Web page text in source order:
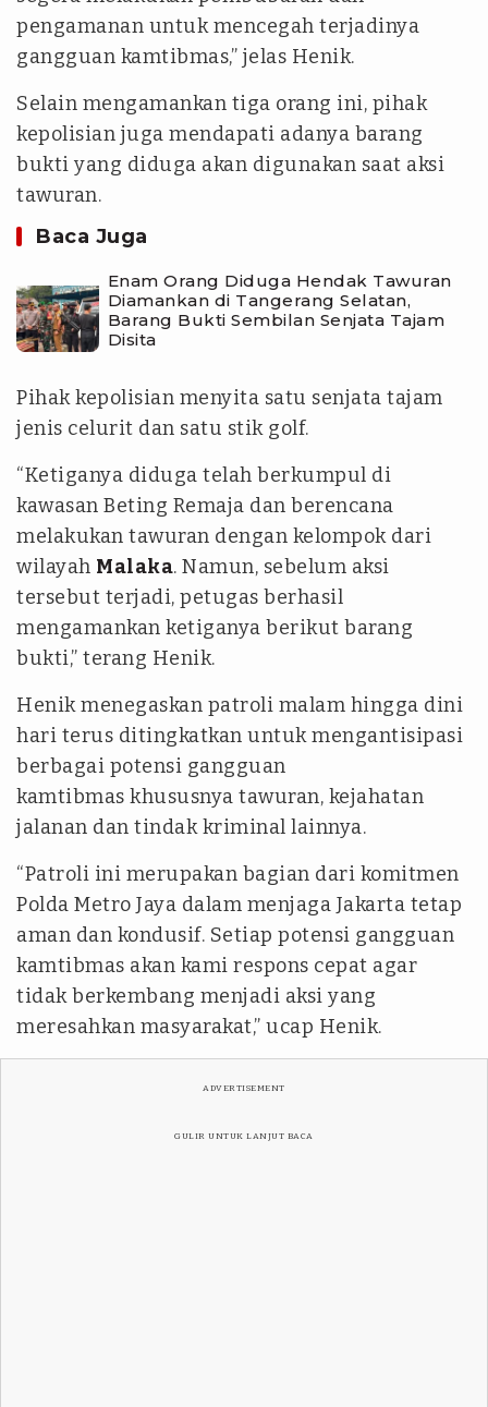
pengamanan untuk mencegah terjadinya
gangguan kamtibmas,” jelas Henik.
Selain mengamankan tiga orang ini, pihak
kepolisian juga mendapati adanya barang
bukti yang diduga akan digunakan saat aksi
tawuran.
Baca Juga
Enam Orang Diduga Hendak Tawuran
Diamankan di Tangerang Selatan,
Barang Bukti Sembilan Senjata Tajam
Disita
Pihak kepolisian menyita satu senjata tajam
jenis celurit dan satu stik golf.
“Ketiganya diduga telah berkumpul di
kawasan Beting Remaja dan berencana
melakukan tawuran dengan kelompok dari
wilayah Malaka. Namun, sebelum aksi
tersebut terjadi, petugas berhasil
mengamankan ketiganya berikut barang
bukti,” terang Henik.
Henik menegaskan patroli malam hingga dini
hari terus ditingkatkan untuk mengantisipasi
berbagai potensi gangguan
kamtibmas khususnya tawuran, kejahatan
jalanan dan tindak kriminal lainnya.
“Patroli ini merupakan bagian dari komitmen
Polda Metro Jaya dalam menjaga Jakarta tetap
aman dan kondusif. Setiap potensi gangguan
kamtibmas akan kami respons cepat agar
tidak berkembang menjadi aksi yang
meresahkan masyarakat,” ucap Henik.
ADVERTISEMENT
GULIR UNTUK LANJUT BACA